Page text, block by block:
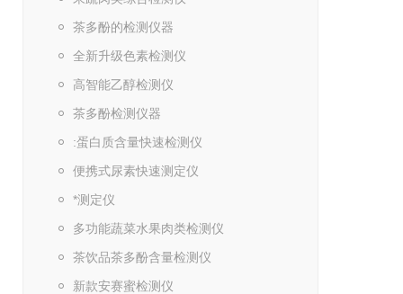
茶多酚的检测仪器
全新升级色素检测仪
高智能乙醇检测仪
茶多酚检测仪器
:蛋白质含量快速检测仪
便携式尿素快速测定仪
*测定仪
多功能蔬菜水果肉类检测仪
茶饮品茶多酚含量检测仪
新款安赛蜜检测仪